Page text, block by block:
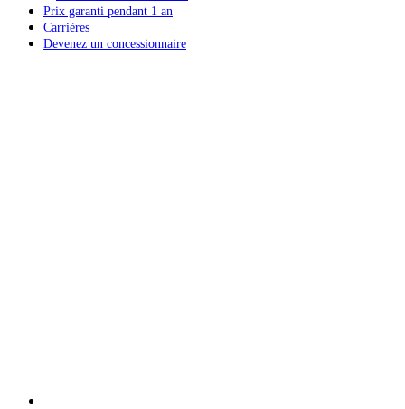
Prix garanti pendant 1 an
Carrières
Devenez un concessionnaire